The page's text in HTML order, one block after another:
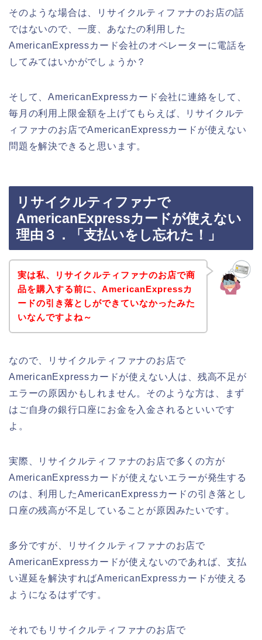
そのような場合は、リサイクルティファナのお店の話
ではないので、一度、あなたの利用した
AmericanExpressカード会社のオペレーターに電話を
してみてはいかがでしょうか？
そして、AmericanExpressカード会社に連絡をして、
毎月の利用上限金額を上げてもらえば、リサイクルテ
ィファナのお店でAmericanExpressカードが使えない
問題を解決できると思います。
リサイクルティファナで
AmericanExpressカードが使えない
理由３．「支払いをし忘れた！」
実は私、リサイクルティファナのお店で商
品を購入する前に、AmericanExpressカ
ードの引き落としができていなかったみた
いなんですよね～
なので、リサイクルティファナのお店で
AmericanExpressカードが使えない人は、残高不足が
エラーの原因かもしれません。そのような方は、まず
はご自身の銀行口座にお金を入金されるといいです
よ。
実際、リサイクルティファナのお店で多くの方が
AmericanExpressカードが使えないエラーが発生する
のは、利用したAmericanExpressカードの引き落とし
口座の残高が不足していることが原因みたいです。
多分ですが、リサイクルティファナのお店で
AmericanExpressカードが使えないのであれば、支払
い遅延を解決すればAmericanExpressカードが使える
ようになるはずです。
それでもリサイクルティファナのお店で